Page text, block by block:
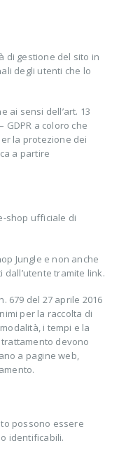
di gestione del sito in
degli utenti che lo
ai sensi dell’art. 13
GDPR a coloro che
la protezione dei
a partire
shop ufficiale di
Jungle e non anche
tramite link.
679 del 27 aprile 2016
per la raccolta di
i tempi e la
devono
a pagine web,
possono essere
identificabili.